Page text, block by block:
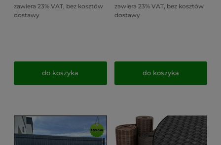
zawiera 23% VAT, bez kosztów
dostawy
do koszyka
zawiera 23% VAT, bez kosztów
dostawy
do koszyka